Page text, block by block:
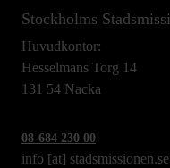
Stockholms
Huvudkontor:
Hesselmans Torg 14
131 54 Nacka
08-684 230 00
info [at] stadsmissionen.se